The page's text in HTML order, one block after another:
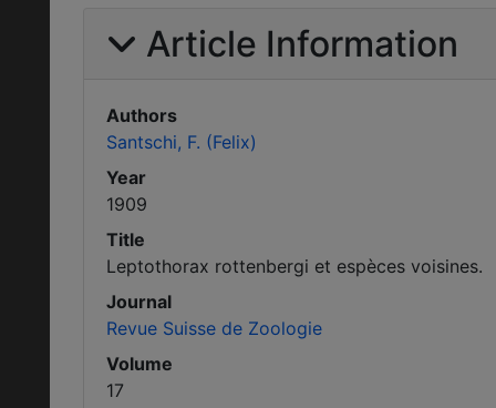
Article Information
Authors
Santschi, F. (Felix)
Year
1909
Title
Leptothorax rottenbergi et espèces voisines.
Journal
Revue Suisse de Zoologie
Volume
17